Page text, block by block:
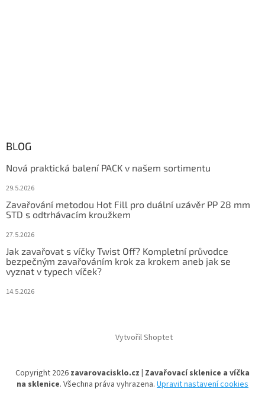
BLOG
Nová praktická balení PACK v našem sortimentu
29.5.2026
Zavařování metodou Hot Fill pro duální uzávěr PP 28 mm
STD s odtrhávacím kroužkem
27.5.2026
Jak zavařovat s víčky Twist Off? Kompletní průvodce
bezpečným zavařováním krok za krokem aneb jak se
vyznat v typech víček?
14.5.2026
Vytvořil Shoptet
Copyright 2026 zavarovacisklo.cz | Zavařovací sklenice a víčka
na sklenice. Všechna práva vyhrazena. Upravit nastavení cookies